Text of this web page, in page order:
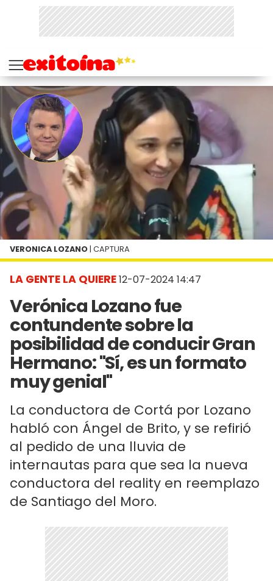
LA GENTE LA QUIERE12-07-2024 14:47
Verónica Lozano fue
contundente sobre la
posibilidad de conducir Gran
Hermano: "Sí, es un formato
muy genial"
La conductora de Cortá por Lozano
habló con Ángel de Brito, y se refirió
al pedido de una lluvia de
internautas para que sea la nueva
conductora del reality en reemplazo
de Santiago del Moro.
VERONICA LOZANO | CAPTURA